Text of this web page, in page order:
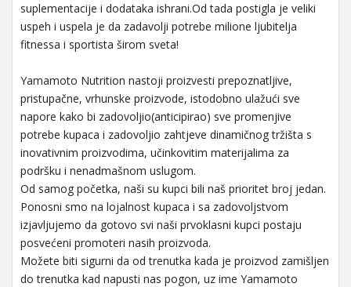
suplementacije i dodataka ishrani.Od tada postigla je veliki
uspeh i uspela je da zadavolji potrebe milione ljubitelja
fitnessa i sportista širom sveta!
Yamamoto Nutrition nastoji proizvesti prepoznatljive,
pristupačne, vrhunske proizvode, istodobno ulažući sve
napore kako bi zadovoljio(anticipirao) sve promenjive
potrebe kupaca i zadovoljio zahtjeve dinamičnog tržišta s
inovativnim proizvodima, učinkovitim materijalima za
podršku i nenadmašnom uslugom.
Od samog početka, naši su kupci bili naš prioritet broj jedan.
Ponosni smo na lojalnost kupaca i sa zadovoljstvom
izjavljujemo da gotovo svi naši prvoklasni kupci postaju
posvećeni promoteri nasih proizvoda.
Možete biti sigurni da od trenutka kada je proizvod zamišljen
do trenutka kad napusti nas pogon, uz ime Yamamoto